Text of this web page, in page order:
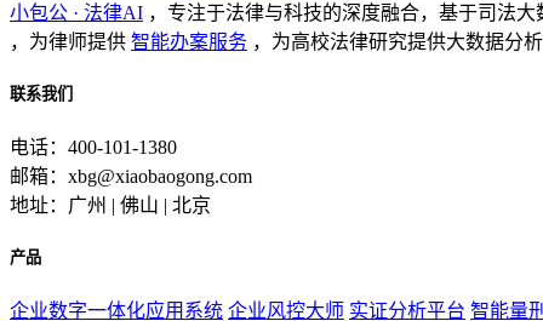
小包公 · 法律AI ，专注于法律与科技的深度融合，基于司法
，为律师提供 智能办案服务 ，为高校法律研究提供大数据分
联系我们
电话：400-101-1380
邮箱：xbg@xiaobaogong.com
地址：广州 | 佛山 | 北京
产品
企业数字一体化应用系统 企业风控大师 实证分析平台 智能量